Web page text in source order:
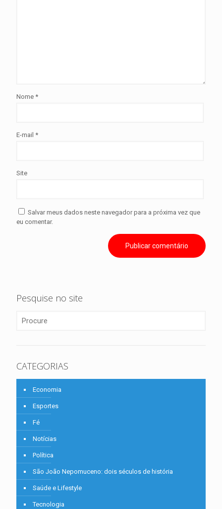
Nome *
E-mail *
Site
Salvar meus dados neste navegador para a próxima vez que
eu comentar.
Pesquise no site
CATEGORIAS
Economia
Esportes
Fé
Notícias
Política
São João Nepomuceno: dois séculos de história
Saúde e Lifestyle
Tecnologia